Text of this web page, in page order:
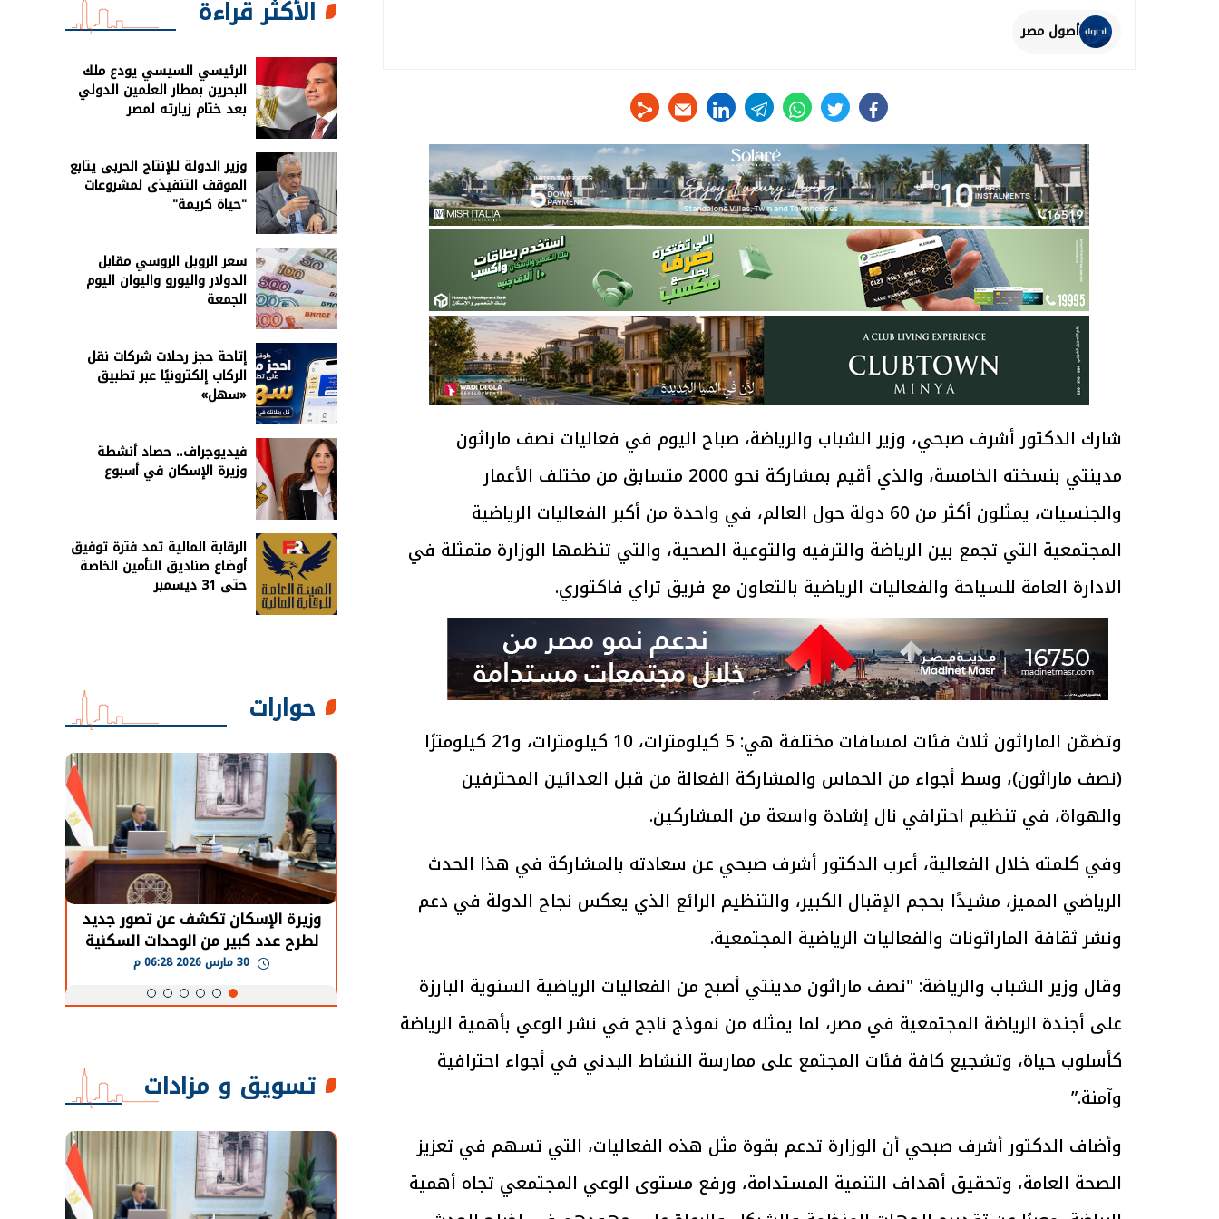
أصول مصر
facebook
twitter
whats
telegram
linkedin
شارك الدكتور أشرف صبحي، وزير الشباب والرياضة، صباح اليوم في فعاليات نصف ماراثون
مدينتي بنسخته الخامسة، والذي أقيم بمشاركة نحو 2000 متسابق من مختلف الأعمار
والجنسيات، يمثلون أكثر من 60 دولة حول العالم، في واحدة من أكبر الفعاليات الرياضية
المجتمعية التي تجمع بين الرياضة والترفيه والتوعية الصحية، والتي تنظمها الوزارة متمثلة في
الادارة العامة للسياحة والفعاليات الرياضية بالتعاون مع فريق تراي فاكتوري.
وتضمّن الماراثون ثلاث فئات لمسافات مختلفة هي: 5 كيلومترات، 10 كيلومترات، و21 كيلومترًا
(نصف ماراثون)، وسط أجواء من الحماس والمشاركة الفعالة من قبل العدائين المحترفين
والهواة، في تنظيم احترافي نال إشادة واسعة من المشاركين.
وفي كلمته خلال الفعالية، أعرب الدكتور أشرف صبحي عن سعادته بالمشاركة في هذا الحدث
الرياضي المميز، مشيدًا بحجم الإقبال الكبير، والتنظيم الرائع الذي يعكس نجاح الدولة في دعم
ونشر ثقافة الماراثونات والفعاليات الرياضية المجتمعية.
وقال وزير الشباب والرياضة: "نصف ماراثون مدينتي أصبح من الفعاليات الرياضية السنوية البارزة
على أجندة الرياضة المجتمعية في مصر، لما يمثله من نموذج ناجح في نشر الوعي بأهمية الرياضة
كأسلوب حياة، وتشجيع كافة فئات المجتمع على ممارسة النشاط البدني في أجواء احترافية
وآمنة.”
وأضاف الدكتور أشرف صبحي أن الوزارة تدعم بقوة مثل هذه الفعاليات، التي تسهم في تعزيز
الصحة العامة، وتحقيق أهداف التنمية المستدامة، ورفع مستوى الوعي المجتمعي تجاه أهمية
الأكثر قراءة
الرئيسي السيسي يودع ملك
البحرين بمطار العلمين الدولي
بعد ختام زيارته لمصر
وزير الدولة للإنتاج الحربى يتابع
الموقف التنفيذى لمشروعات
"حياة كريمة"
سعر الروبل الروسي مقابل
الدولار واليورو واليوان اليوم
الجمعة
إتاحة حجز رحلات شركات نقل
الركاب إلكترونيًا عبر تطبيق
«سهل»
فيديوجراف.. حصاد أنشطة
وزيرة الإسكان في أسبوع
الرقابة المالية تمد فترة توفيق
أوضاع صناديق التأمين الخاصة
حتى 31 ديسمبر
حوارات
الرئيس السيسي: تداعيات خطيرة على
الاقتصاد العالمي وأسعار الوقود حال
رئيس الوزراء يتابع الإجراءات الخاصة
بتنفيذ التوجيهات الرئاسية بطرح وحدات
افتتاح «إيجبس 2026» بحضور دولي وزيرة الإسكان تكشف عن تصور جديد
لطرح عدد كبير من الوحدات السكنية
بنظام الإيجار
تسويق و مزادات